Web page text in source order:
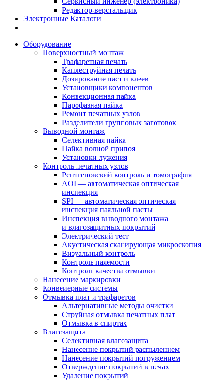
Редактор-верстальщик
Электронные Каталоги
Оборудование
Поверхностный монтаж
Трафаретная печать
Каплеструйная печать
Дозирование паст и клеев
Установщики компонентов
Конвекционная пайка
Парофазная пайка
Ремонт печатных узлов
Разделители групповых заготовок
Выводной монтаж
Селективная пайка
Пайка волной припоя
Установки лужения
Контроль печатных узлов
Рентгеновский контроль и томография
AOI — автоматическая оптическая
инспекция
SPI — автоматическая оптическая
инспекция паяльной пасты
Инспекция выводного монтажа
и влагозащитных покрытий
Электрический тест
Акустическая сканирующая микроскопия
Визуальный контроль
Контроль паяемости
Контроль качества отмывки
Нанесение маркировки
Конвейерные системы
Отмывка плат и трафаретов
Альтернативные методы очистки
Струйная отмывка печатных плат
Отмывка в спиртах
Влагозащита
Селективная влагозащита
Нанесение покрытий распылением
Нанесение покрытий погружением
Отверждение покрытий в печах
Удаление покрытий